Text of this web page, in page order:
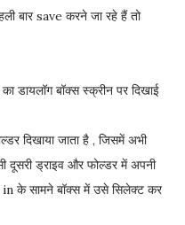
बार save करने जा रहे हैं तो
डायलॉग बॉक्स स्क्रीन पर दिखाई
दिखाया जाता है , जिसमें अभी
दूसरी ड्राइव और फोल्डर में अपनी
के सामने बॉक्स में उसे सिलेक्ट कर